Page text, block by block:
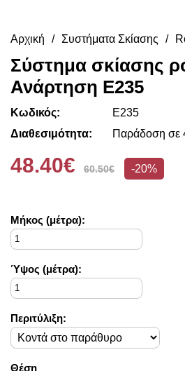
Αρχική Συστήματα Σκίασης
Σύστημα σκίασης
Ανάρτηση E235
Κωδικός:
E235
Διαθεσιμότητα:
Παράδοση σε
48.40€ 60.50€ -20%
Mήκος (μέτρα):
Ύψος (μέτρα):
Περιτύλιξη:
Θέση